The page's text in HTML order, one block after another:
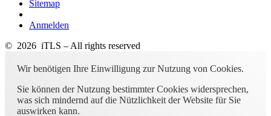
Sitemap
Anmelden
© 2026 iTLS – All rights reserved
Wir benötigen Ihre Einwilligung zur Nutzung von Cookies.
Sie können der Nutzung bestimmter Cookies widersprechen,
was sich mindernd auf die Nützlichkeit der Website für Sie
auswirken kann.